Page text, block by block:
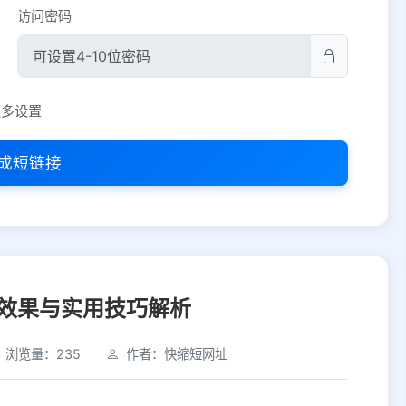
访问密码
平台设置
iOS Android PC 其他
设置
短链接
果与实用技巧解析
浏览量：235 作者：快缩短网址